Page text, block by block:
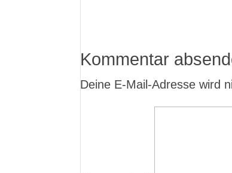
Kommentar
Deine E-Mail-Adresse wird